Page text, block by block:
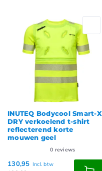
INUTEQ Bodycool Smart-X
DRY verkoelend t-shirt
reflecterend korte
mouwen geel
0 reviews
130,95 Incl. btw